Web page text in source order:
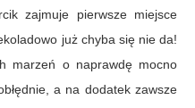
zajmuje pierwsze miejsce
już chyba się nie da!
marzeń o naprawdę mocno
a na dodatek zawsze